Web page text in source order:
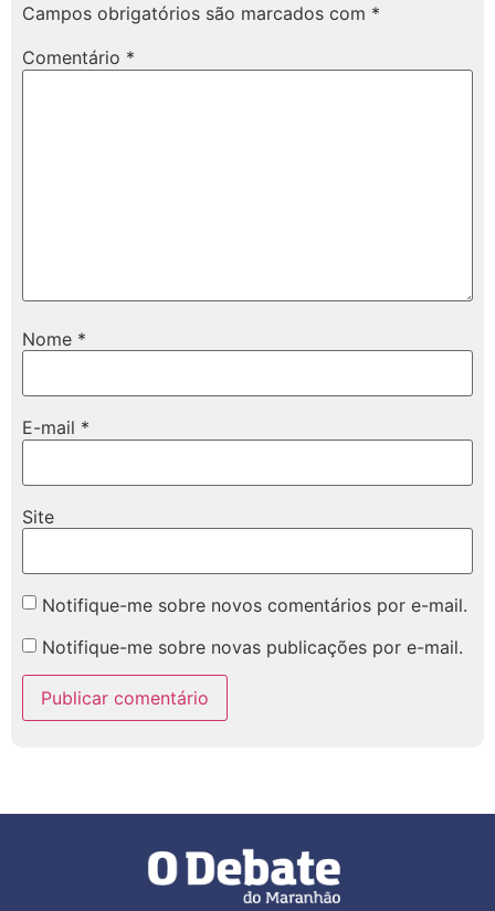
Campos obrigatórios são marcados com *
Comentário *
Nome *
E-mail *
Site
Notifique-me sobre novos comentários por e-mail.
Notifique-me sobre novas publicações por e-mail.